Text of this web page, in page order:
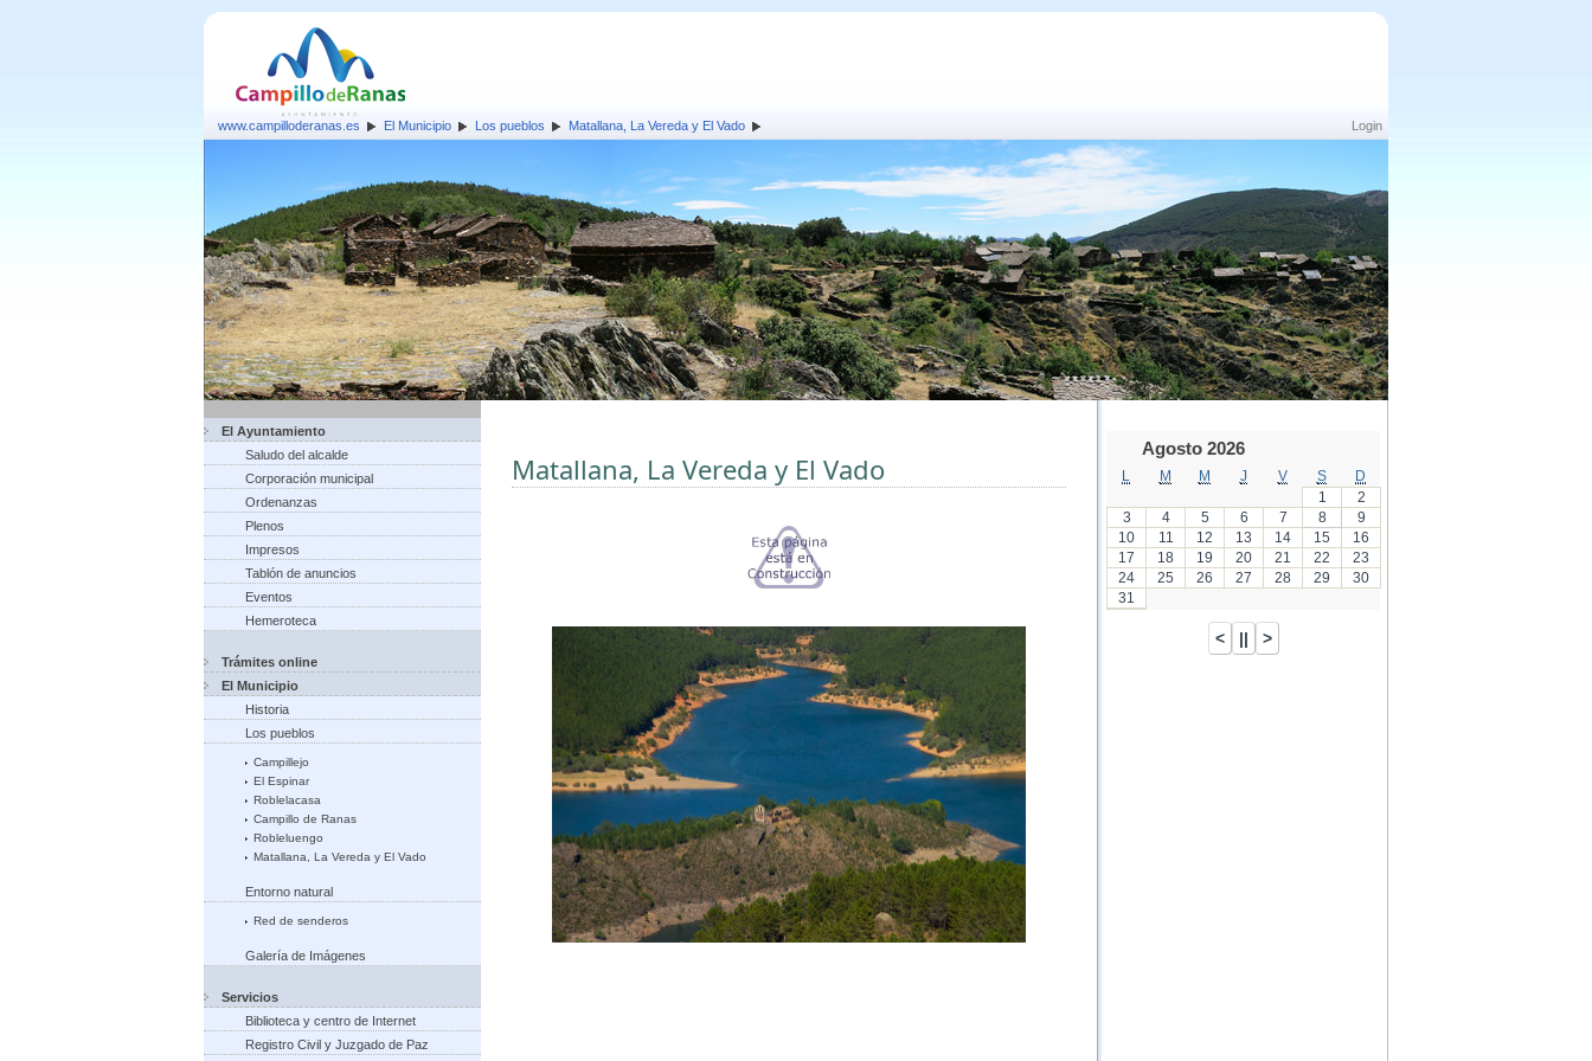
Login
www.campilloderanas.es El Municipio Los pueblos Matallana, La Vereda y El Vado
El Ayuntamiento
Saludo del alcalde
Corporación municipal
Ordenanzas
Plenos
Impresos
Tablón de anuncios
Eventos
Hemeroteca
Trámites online
El Municipio
Historia
Los pueblos
Campillejo
El Espinar
Roblelacasa
Campillo de Ranas
Robleluengo
Matallana, La Vereda y El Vado
Entorno natural
Red de senderos
Galería de Imágenes
Servicios
Biblioteca y centro de Internet
Registro Civil y Juzgado de Paz
Matallana, La Vereda y El Vado
Agosto 2026
M M J V S
D
1
2
3
4 5 6 7 8
9
10
11 12 13 14 15
16
17
18 19 20 21 22
23
24
25 26 27 28 29
30
31